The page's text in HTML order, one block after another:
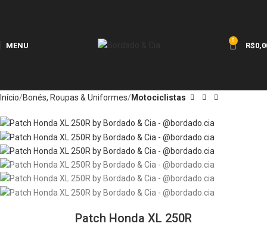
MENU
0
R$
Início Bonés, Roupas & Uniformes Motociclistas
Patch Honda XL 250R